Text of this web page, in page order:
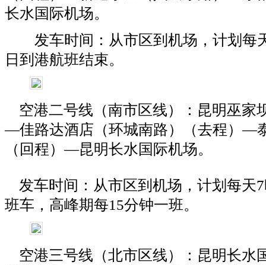
长水国际机场。
发车时间：从市区到机场，计划每
日到港航班结束。
空港二号线（南市区线）：昆明巫家
—佳路达酒店（环城南路）（去程）—
（回程）—昆明长水国际机场。
发车时间：从市区到机场，计划每天
班车，高峰期每15分钟一班。
空港三号线（北市区线）：昆明长水